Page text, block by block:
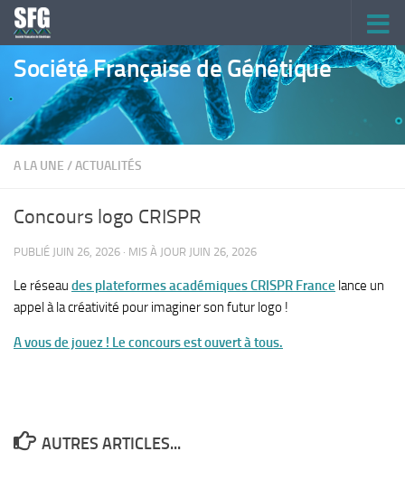
Skip to content
Société Française de Génétique
A LA UNE /ACTUALITÉS
Concours logo CRISPR
PUBLIÉ JUIN 26, 2026 · MIS À JOUR JUIN 26, 2026
Le réseau des plateformes académiques CRISPR France lance un
appel à la créativité pour imaginer son futur logo !
A vous de jouez ! Le concours est ouvert à tous.
AUTRES ARTICLES...